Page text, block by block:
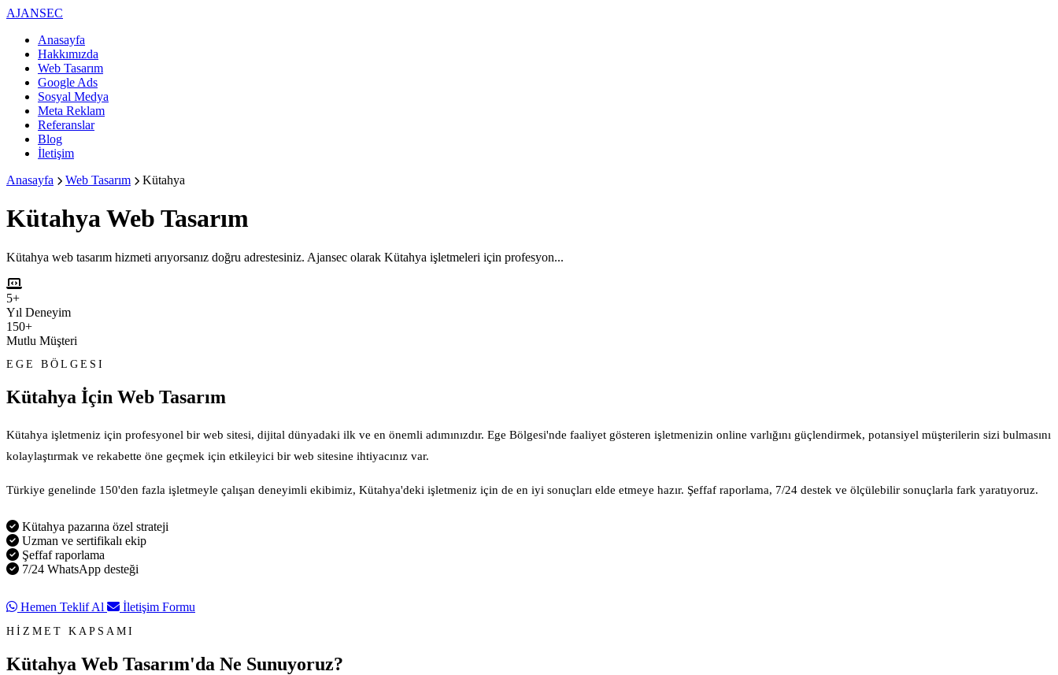
AJANSEC
Anasayfa
Hakkımızda
Web Tasarım
Google Ads
Sosyal Medya
Meta Reklam
Referanslar
Blog
İletişim
Anasayfa
Web Tasarım Kütahya
KütahyaWeb Tasarım
Kütahya web tasarım hizmeti arıyorsanız doğru adrestesiniz. Ajansec olarak Kütahya işletmeleri için profesyon...
5+
Yıl Deneyim
150+
Mutlu Müşteri
EGE BÖLGESI
Kütahya İçin Web Tasarım
Kütahya işletmeniz için profesyonel bir web sitesi, dijital dünyadaki ilk ve en önemli adımınızdır. Ege Bölgesi'nde faaliyet gösteren işletmenizin online varlığını güçlendirmek, potansiyel müşterilerin sizi bulmasını
kolaylaştırmak ve rekabette öne geçmek için etkileyici bir web sitesine ihtiyacınız var.
Türkiye genelinde 150'den fazla işletmeyle çalışan deneyimli ekibimiz, Kütahya'deki işletmeniz için de en iyi sonuçları elde etmeye hazır. Şeffaf raporlama, 7/24 destek ve ölçülebilir sonuçlarla fark yaratıyoruz.
Kütahya pazarına özel strateji
Uzman ve sertifikalı ekip
Şeffaf raporlama
7/24 WhatsApp desteği
Hemen Teklif Al İletişim Formu
HİZMET KAPSAMI
Kütahya Web Tasarım'da Ne Sunuyoruz?